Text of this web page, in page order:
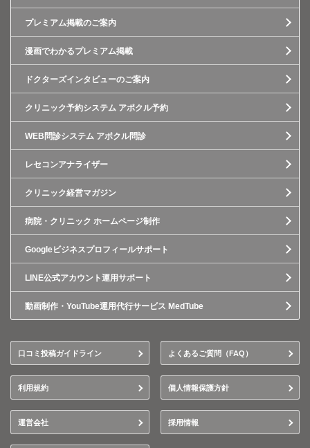
プレミアム掲載のご案内
漫画でわかるプレミアム掲載
ドクターズインタビューのご案内
クリニック予約システム アポクル予約
WEB問診システム アポクル問診
レセコンアナライザー
クリニック経営マガジン
病院・クリニック ホームページ制作
Googleビジネスプロフィールサポート
LINE公式アカウント運用サポート
動画制作・YouTube運用代行サービス MedTube
口コミ投稿ガイドライン よくあるご質問（FAQ）
利用規約 個人情報保護方針
運営会社 採用情報